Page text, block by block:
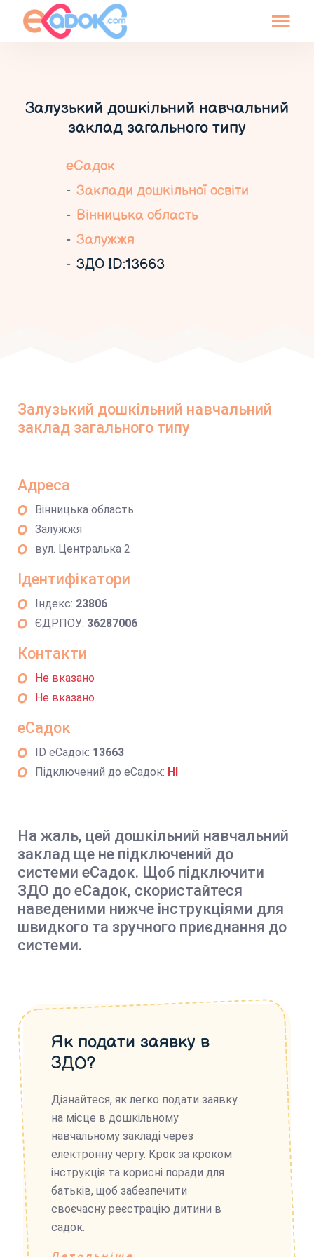
Залузький дошкільний навчальний
заклад загального типу
еСадок
Заклади дошкільної освіти
Вінницька область
Залужжя
ЗДО ID:13663
Залузький дошкільний навчальний
заклад загального типу
Адреса
Вінницька область
Залужжя
вул. Централька 2
Ідентифікатори
Індекс: 23806
ЄДРПОУ: 36287006
Контакти
Не вказано
Не вказано
еСадок
ID еСадок: 13663
Підключений до еСадок: НІ
На жаль, цей дошкільний навчальний
заклад ще не підключений до
системи еСадок. Щоб підключити
ЗДО до еСадок, скористайтеся
наведеними нижче інструкціями для
швидкого та зручного приєднання до
системи.
Як подати заявку в
ЗДО?
Дізнайтеся, як легко подати заявку
на місце в дошкільному
навчальному закладі через
електронну чергу. Крок за кроком
інструкція та корисні поради для
батьків, щоб забезпечити
своєчасну реєстрацію дитини в
садок.